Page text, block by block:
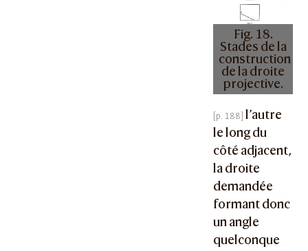
Fig. 18.
Stades de la
construction
de la droite
projective.
l’autre
le long du
côté adjacent,
la droite
demandée
formant donc
un angle
quelconque